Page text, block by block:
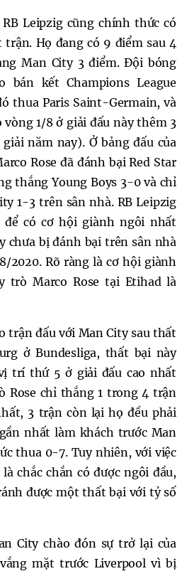
Leipzig cũng chính thức có
Họ đang có 9 điểm sau 4
Man City 3 điểm. Đội bóng
kết Champions League
thua Paris Saint-Germain, và
1/8 ở giải đấu này thêm 3
năm nay). Ở bảng đấu của
Rose đã đánh bại Red Star
thắng Young Boys 3-0 và chỉ
1-3 trên sân nhà. RB Leipzig
có cơ hội giành ngôi nhất
chưa bị đánh bại trên sân nhà
2020. Rõ ràng là cơ hội giành
trò Marco Rose tại Etihad là
trận đấu với Man City sau thất
ở Bundesliga, thất bại này
trí thứ 5 ở giải đấu cao nhất
Rose chỉ thắng 1 trong 4 trận
3 trận còn lại họ đều phải
nhất làm khách trước Man
thua 0-7. Tuy nhiên, với việc
chắc chắn có được ngôi đầu,
được một thất bại với tỷ số
City chào đón sự trở lại của
mặt trước Liverpool vì bị